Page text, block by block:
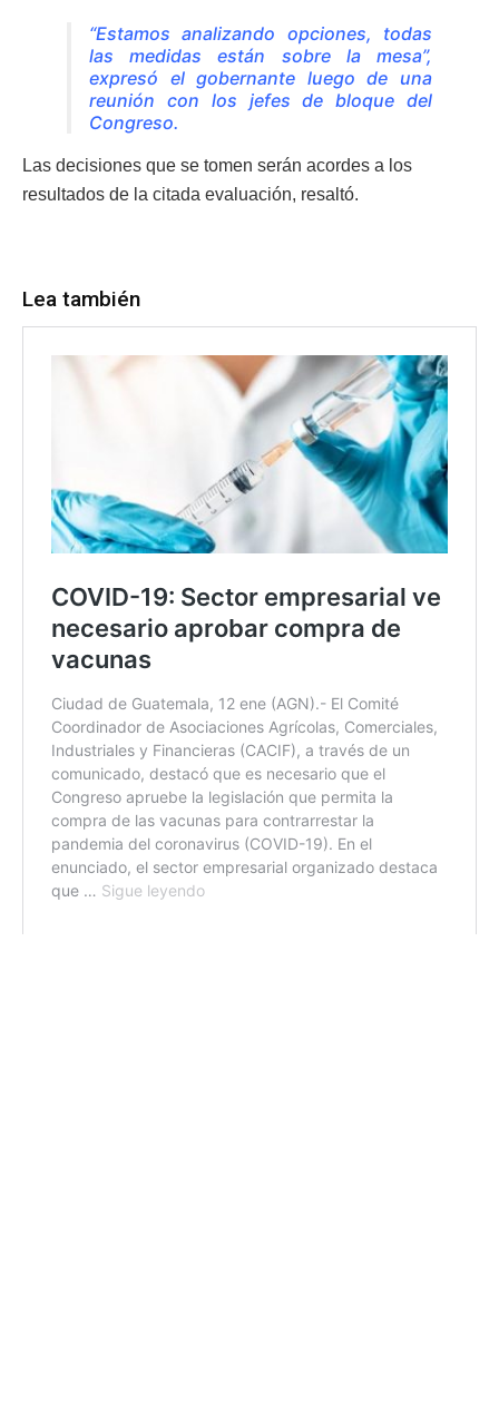
“Estamos analizando opciones, todas
las medidas están sobre la mesa”,
expresó el gobernante luego de una
reunión con los jefes de bloque del
Congreso.
Las decisiones que se tomen serán acordes a los
resultados de la citada evaluación, resaltó.
Lea también